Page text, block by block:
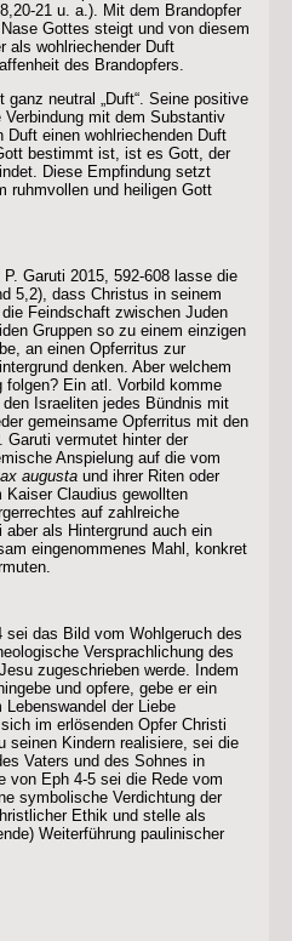
21 u. a.). Mit dem Brandopfer
Gottes steigt und von diesem
als wohlriechender Duft
des Brandopfers.
ganz neutral „Duft“. Seine positive
mit dem Substantiv
Duft einen wohlriechenden Duft
bestimmt ist, ist es Gott, der
Diese Empfindung setzt
ruhmvollen und heiligen Gott
P. Garuti 2015, 592-608 lasse die
5,2), dass Christus in seinem
Feindschaft zwischen Juden
Gruppen so zu einem einzigen
an einen Opferritus zur
denken. Aber welchem
folgen? Ein atl. Vorbild komme
Israeliten jedes Bündnis mit
gemeinsame Opferritus mit den
Garuti vermutet hinter der
Anspielung auf die vom
augusta und ihrer Riten oder
Claudius gewollten
auf zahlreiche
als Hintergrund auch ein
eingenommenes Mahl, konkret
das Bild vom Wohlgeruch des
Versprachlichung des
zugeschrieben werde. Indem
und opfere, gebe er ein
der Liebe
im erlösenden Opfer Christi
seinen Kindern realisiere, sei die
Vaters und des Sohnes in
von Eph 4-5 sei die Rede vom
symbolische Verdichtung der
Ethik und stelle als
Weiterführung paulinischer